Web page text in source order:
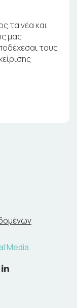
τα νέα και
μας
τους
Media